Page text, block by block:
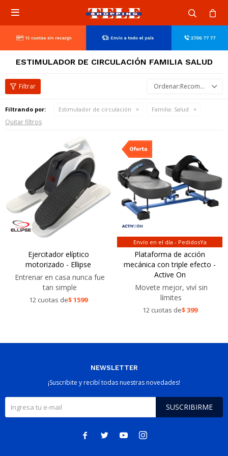

ESTIMULADOR DE CIRCULACIÓN FAMILIA SALUD
Recomendados
Filtrando por: Estimulador de circulación Familia: Salud
Quitar filtros
Ejercitador elíptico
motorizado - Ellipse
Entrenar en casa nunca fue
tan simple
12 cuotas de$1599
Envío en el día - PedidosYa
Plataforma de acción
mecánica con triple efecto -
Active On
Movete mejor, viví sin
límites
12 cuotas de$399
NEWSLETTER
¡Suscribite y recibí todas nuestras novedades!
SUSCRIBIRME
   